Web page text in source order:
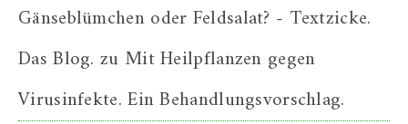
Gänseblümchen oder Feldsalat? - Textzicke.
Das Blog. zu Mit Heilpflanzen gegen
Virusinfekte. Ein Behandlungsvorschlag.